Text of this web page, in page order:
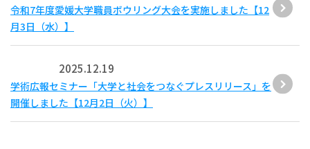
令和7年度愛媛大学職員ボウリング大会を実施しました【12
月3日（水）】
2025.12.19
学術広報セミナー「大学と社会をつなぐプレスリリース」を
開催しました【12月2日（火）】